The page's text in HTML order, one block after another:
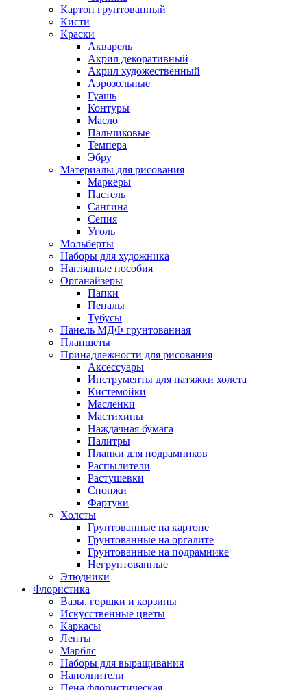
Картон грунтованный
Кисти
Краски
Акварель
Акрил декоративный
Акрил художественный
Аэрозольные
Гуашь
Контуры
Масло
Пальчиковые
Темпера
Эбру
Материалы для рисования
Маркеры
Пастель
Сангина
Сепия
Уголь
Мольберты
Наборы для художника
Наглядные пособия
Органайзеры
Папки
Пеналы
Тубусы
Панель МДФ грунтованная
Планшеты
Принадлежности для рисования
Аксессуары
Инструменты для натяжки холста
Кистемойки
Масленки
Мастихины
Наждачная бумага
Палитры
Планки для подрамников
Распылители
Растушевки
Спонжи
Фартуки
Холсты
Грунтованные на картоне
Грунтованные на оргалите
Грунтованные на подрамнике
Негрунтованные
Этюдники
Флористика
Вазы, горшки и корзины
Искусственные цветы
Каркасы
Ленты
Марблс
Наборы для выращивания
Наполнители
Пена флористическая